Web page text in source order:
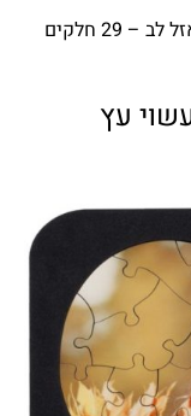
/ פאזל לב – 29 חלקים